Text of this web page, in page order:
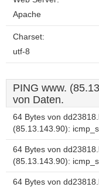
Apache
Charset:
utf-8
PING www.
von Daten.
64 Bytes von
(85.13.143.90):
64 Bytes von
(85.13.143.90):
64 Bytes von